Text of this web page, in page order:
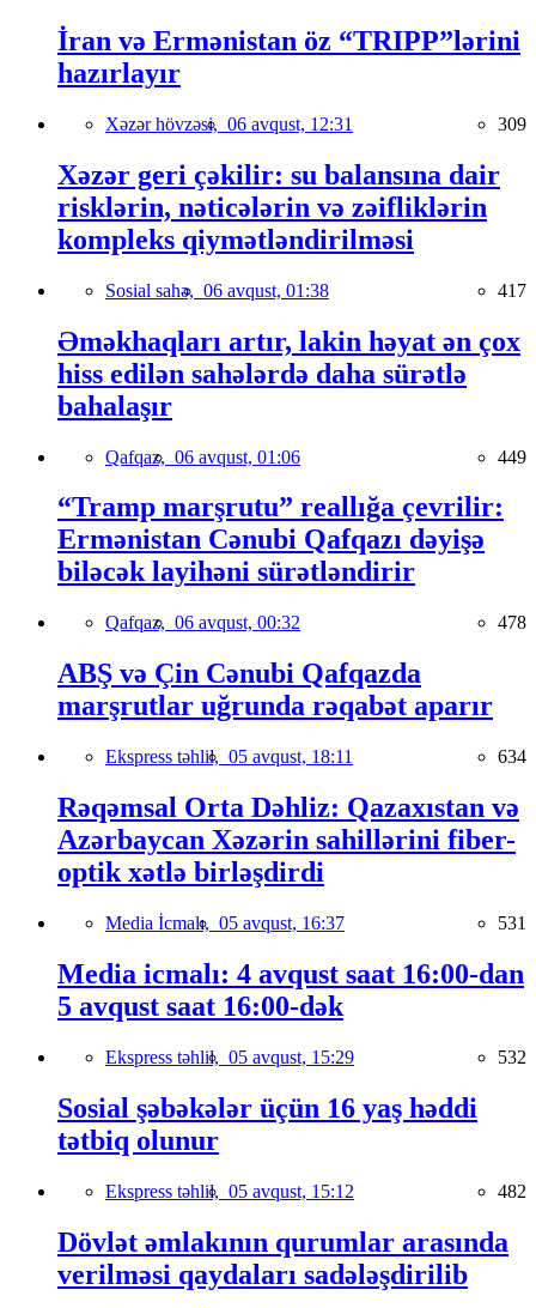
İran və Ermənistan öz “TRIPP”lərini
hazırlayır
Xəzər hövzəsi, 06 avqust, 12:31 309
Xəzər geri çəkilir: su balansına dair
risklərin, nəticələrin və zəifliklərin
kompleks qiymətləndirilməsi
Sosial sahə, 06 avqust, 01:38 417
Əməkhaqları artır, lakin həyat ən çox
hiss edilən sahələrdə daha sürətlə
bahalaşır
Qafqaz, 06 avqust, 01:06 449
“Tramp marşrutu” reallığa çevrilir:
Ermənistan Cənubi Qafqazı dəyişə
biləcək layihəni sürətləndirir
Qafqaz, 06 avqust, 00:32 478
ABŞ və Çin Cənubi Qafqazda
marşrutlar uğrunda rəqabət aparır
Ekspress təhlil, 05 avqust, 18:11 634
Rəqəmsal Orta Dəhliz: Qazaxıstan və
Azərbaycan Xəzərin sahillərini fiber-
optik xətlə birləşdirdi
Media İcmalı, 05 avqust, 16:37 531
Media icmalı: 4 avqust saat 16:00-dan
5 avqust saat 16:00-dək
Ekspress təhlil, 05 avqust, 15:29 532
Sosial şəbəkələr üçün 16 yaş həddi
tətbiq olunur
Ekspress təhlil, 05 avqust, 15:12 482
Dövlət əmlakının qurumlar arasında
verilməsi qaydaları sadələşdirilib